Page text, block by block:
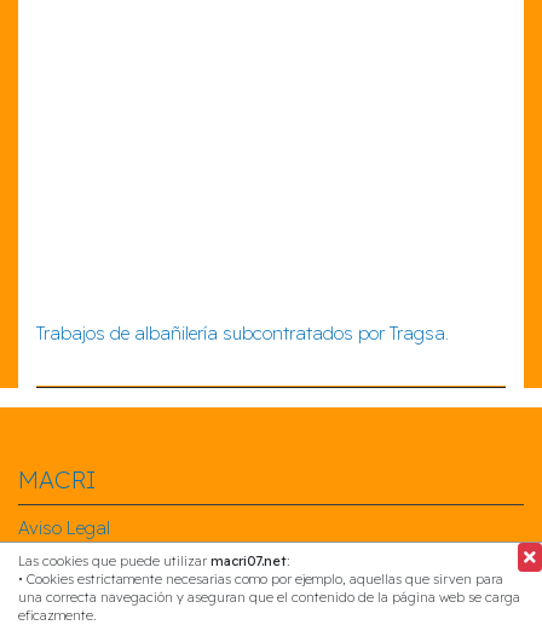
Las cookies que puede utilizar macri07.net:
• Cookies estrictamente necesarias como por ejemplo, aquellas que sirven para
una correcta navegación y aseguran que el contenido de la página web se carga
eficazmente.
Trabajos de albañilería subcontratados por Tragsa.
MACRI
Aviso Legal
Política de Privacidad
Política de Cookies